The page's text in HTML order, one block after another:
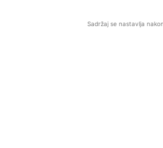
Sadržaj se nastavlja